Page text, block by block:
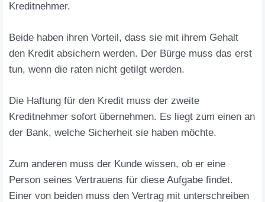
Kreditnehmer.
Beide haben ihren Vorteil, dass sie mit ihrem Gehalt
den Kredit absichern werden. Der Bürge muss das erst
tun, wenn die raten nicht getilgt werden.
Die Haftung für den Kredit muss der zweite
Kreditnehmer sofort übernehmen. Es liegt zum einen an
der Bank, welche Sicherheit sie haben möchte.
Zum anderen muss der Kunde wissen, ob er eine
Person seines Vertrauens für diese Aufgabe findet.
Einer von beiden muss den Vertrag mit unterschreiben